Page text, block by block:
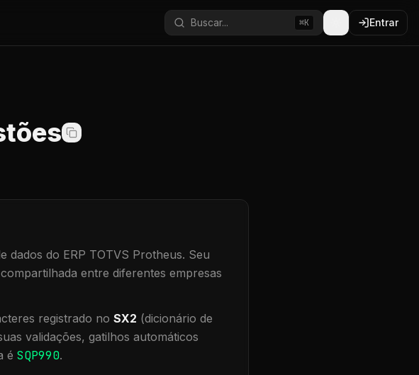
Buscar... ⌘K Entrar
dados do ERP TOTVS Protheus. Seu
entre diferentes empresas
registrado no SX2 (dicionário de
validações, gatilhos automáticos
é SQP990.